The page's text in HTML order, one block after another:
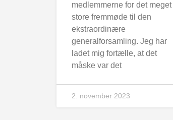
medlemmerne for det meget
store fremmøde til den
ekstraordinære
generalforsamling. Jeg har
ladet mig fortælle, at det
måske var det
2. november 2023